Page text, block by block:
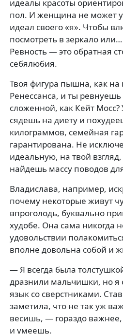
идеалы красоты
пол. И женщина не может
идеал своего «я». Чтобы
посмотреть в зеркало
Ревность — это обратная
себялюбия.
Твоя фигура пышна, как на
Ренессанса, и ты
сложенной, как Кейт
сядешь на диету и
килограммов, семейная
гарантирована. Не
идеальную, на твой
найдешь массу поводов
Владислава, например,
почему некоторые живут
впроголодь, буквально
худобе. Она сама никогда
удовольствии
вполне довольна собой и
— Я всегда была
дразнили мальчишки, но
язык со сверстниками.
заметила, что не так уж
весишь, — гораздо
и умеешь.